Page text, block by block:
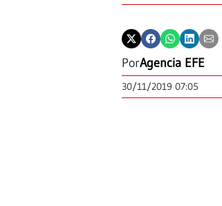
PorAgencia EFE
30/11/2019 07:05